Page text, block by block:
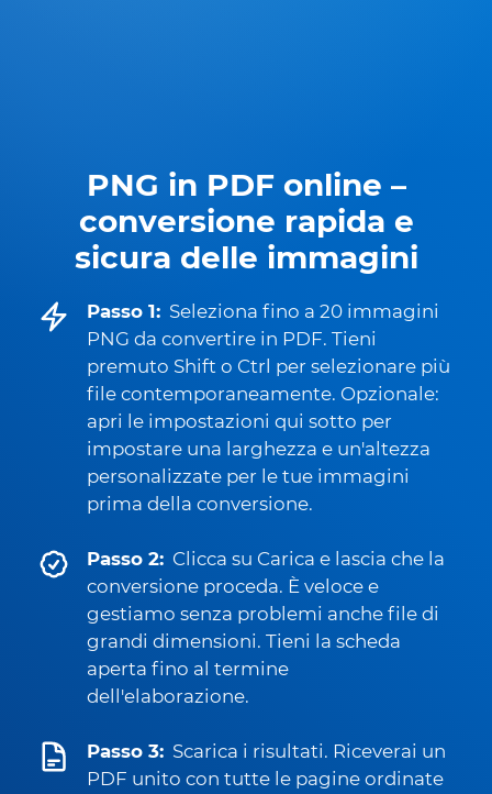
PNG in PDF online –
conversione rapida e
sicura delle immagini
Passo 1: Seleziona fino a 20 immagini
PNG da convertire in PDF. Tieni
premuto Shift o Ctrl per selezionare più
file contemporaneamente. Opzionale:
apri le impostazioni qui sotto per
impostare una larghezza e un'altezza
personalizzate per le tue immagini
prima della conversione.
Passo 2: Clicca su Carica e lascia che la
conversione proceda. È veloce e
gestiamo senza problemi anche file di
grandi dimensioni. Tieni la scheda
aperta fino al termine
dell'elaborazione.
Passo 3: Scarica i risultati. Riceverai un
PDF unito con tutte le pagine ordinate